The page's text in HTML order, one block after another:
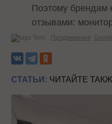
Поэтому брендам
отзывами:
Теги: Продвижение
СТАТЬИ: ЧИТАЙТЕ